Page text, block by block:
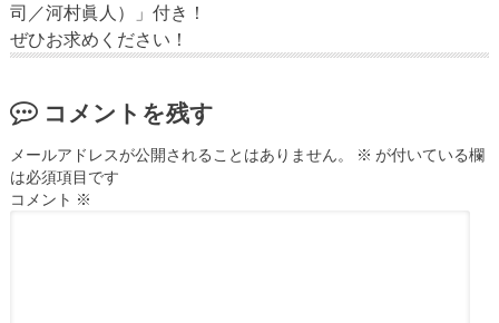
司／河村眞人）」付き！
ぜひお求めください！
コメントを残す
メールアドレスが公開されることはありません。 ※ が付いている欄
は必須項目です
コメント ※